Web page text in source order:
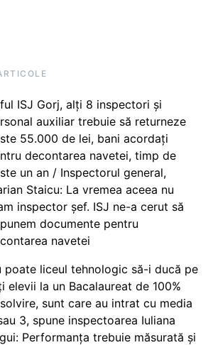
ISJ Gorj, alți 8 inspectori și
auxiliar trebuie să returneze
55.000 de lei, bani acordați
decontarea navetei, timp de
un an / Inspectorul general,
Staicu: La vremea aceea nu
inspector șef. ISJ ne-a cerut să
documente pentru
navetei
poate liceul tehnologic să-i ducă pe
elevii la un Bacalaureat de 100%
sunt care au intrat cu media
3, spune inspectoarea Iuliana
Performanța trebuie măsurată și